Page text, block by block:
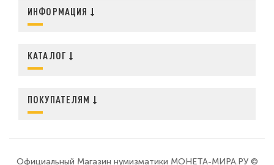
ИНФОРМАЦИЯ
КАТАЛОГ
ПОКУПАТЕЛЯМ
Официальный Магазин нумизматики МОНЕТА-МИРА.РУ ©